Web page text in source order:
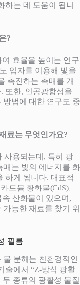
하는 데 도움이 됩니
?
효율을 높이는 연구
입자를 이용해 빛을
촉진하는 촉매를 개
또한, 인공광합성을
방법에 대한 연구도 중
료는 무엇인가요?
사용되는데, 특히 광
매는 빛의 에너지를 화
하게 됩니다. 대표적
드뮴 황화물(CdS),
속 산화물이 있으며,
능한 재료를 찾기 위
필름
분해는 친환경적인
술에서 “Z-방식 광활
종류의 광활성 물질